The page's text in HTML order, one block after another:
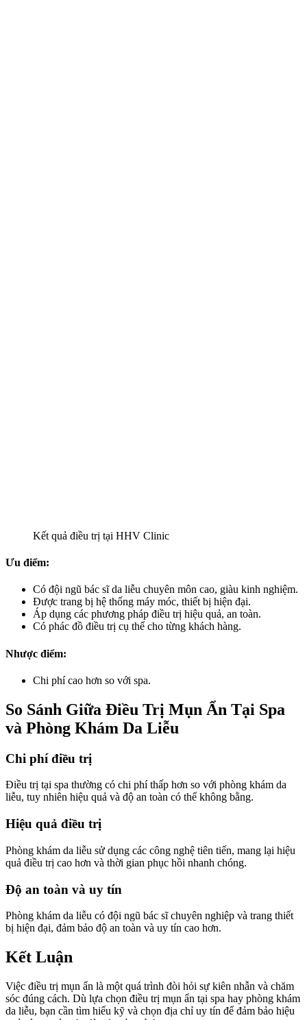
Kết quả điều trị tại HHV Clinic
Ưu điểm:
Có đội ngũ bác sĩ da liễu chuyên môn cao, giàu kinh nghiệm.
Được trang bị hệ thống máy móc, thiết bị hiện đại.
Áp dụng các phương pháp điều trị hiệu quả, an toàn.
Có phác đồ điều trị cụ thể cho từng khách hàng.
Nhược điểm:
Chi phí cao hơn so với spa.
So Sánh Giữa Điều Trị Mụn Ẩn Tại Spa
và Phòng Khám Da Liễu
Chi phí điều trị
Điều trị tại spa thường có chi phí thấp hơn so với phòng khám da
liễu, tuy nhiên hiệu quả và độ an toàn có thể không bằng.
Hiệu quả điều trị
Phòng khám da liễu sử dụng các công nghệ tiên tiến, mang lại hiệu
quả điều trị cao hơn và thời gian phục hồi nhanh chóng.
Độ an toàn và uy tín
Phòng khám da liễu có đội ngũ bác sĩ chuyên nghiệp và trang thiết
bị hiện đại, đảm bảo độ an toàn và uy tín cao hơn.
Kết Luận
Việc điều trị mụn ẩn là một quá trình đòi hỏi sự kiên nhẫn và chăm
sóc đúng cách. Dù lựa chọn điều trị mụn ẩn tại spa hay phòng khám
da liễu, bạn cần tìm hiểu kỹ và chọn địa chỉ uy tín để đảm bảo hiệu